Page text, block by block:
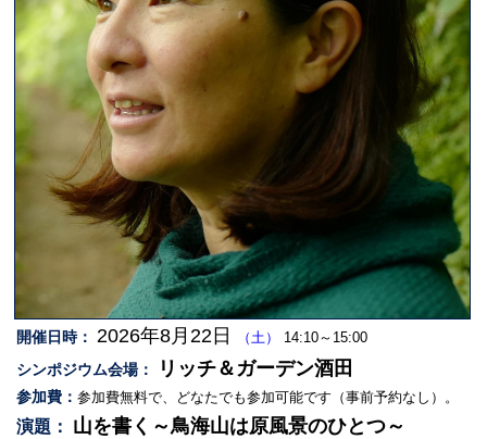
開催日時： 2026年8月22日 （土） 14:10～15:00
シンポジウム会場： リッチ＆ガーデン酒田
参加費： 参加費無料で、どなたでも参加可能です（事前予約なし）。
演題： 山を書く～鳥海山は原風景のひとつ～